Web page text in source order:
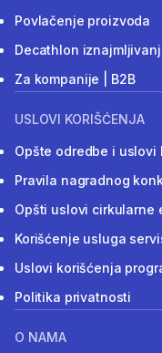
Povlačenje proizvoda
Decathlon
Za kompanije | B2B
USLOVI KORIŠĆENJA
Opšte odredbe i uslovi
Pravila nagradnog
Opšti uslovi cirkularne
Korišćenje usluga
Uslovi korišćenja
Politika privatnosti
O NAMA